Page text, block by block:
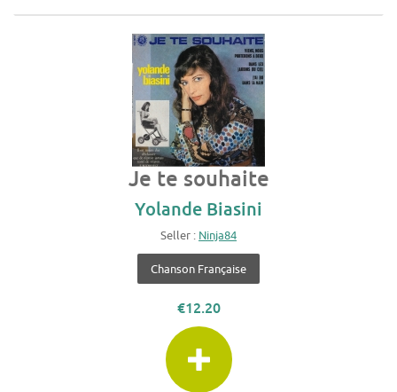
Je te souhaite
Yolande Biasini
Seller : Ninja84
Chanson Française
€12.20